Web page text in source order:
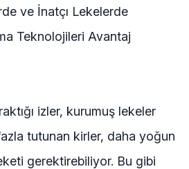
ve İnatçı Lekelerde
Teknolojileri Avantaj
izler, kurumuş lekeler
tutunan kirler, daha yoğun
gerektirebiliyor. Bu gibi